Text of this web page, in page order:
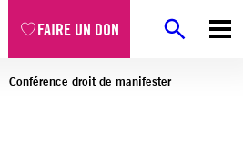
FAIRE UN DON
Conférence droit de manifester